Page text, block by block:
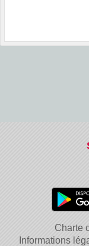
Charte
Informations